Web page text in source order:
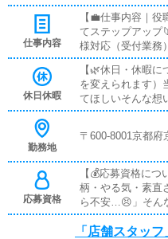
ャー：月給 45万
万円
（安定収入）
40万円✅社員
⏰アルバイト
――✅アルバイ
――✨インセン
―――――インセンテ
となり、頑張っ
――――――――実際
替えも歓迎です🌈
仕事内容
【💼仕事内容｜
てステップア
様対応（受付
の対面での受付が
先輩が横につい
い」「対応の流
―――――――🧹✨
を清潔に保つお仕
――――💻✨営業
――簡単な入力・
本操作からゆ
―――🌱役職ス
―――📊✨利益の管
にレクチャー😊未
休日休暇
【🌿休日・休暇
を変えられます）
てほしいそんな想
ます😊✨🎂家族の
😣」そんな心配は
ベートが充実し
います😊無理をし
持ちよく仕事がで
フのバランスを取
未経験の方も安心
勤務地
〒600-8001京都府
応募資格
【💰応募資格に
柄・やる気・素直
ら不安…😣」そん
員・アルバイト希
（※高校生不可）
「店舗スタッフ